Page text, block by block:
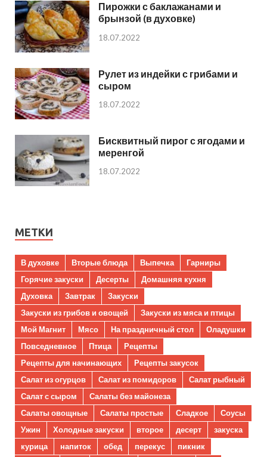
Пирожки с баклажанами и
брынзой (в духовке)
18.07.2022
Рулет из индейки с грибами и
сыром
18.07.2022
Бисквитный пирог с ягодами и
меренгой
18.07.2022
МЕТКИ
В духовке Вторые блюда Выпечка
Гарниры
Горячие закуски
Десерты
Домашняя кухня
Духовка
Завтрак
Закуски
Закуски из грибов и овощей
Закуски из мяса и птицы
Мой Магнит
Мясо На праздничный стол
Оладушки
Повседневное
Птица
Рецепты
Рецепты для начинающих
Рецепты закусок
Салат из огурцов
Салат из помидоров
Салат рыбный
Салат с сыром
Салаты без майонеза
Салаты овощные
Салаты простые Сладкое
Соусы
Ужин
Холодные закуски второе десерт
закуска
курица
напиток обед перекус
пикник